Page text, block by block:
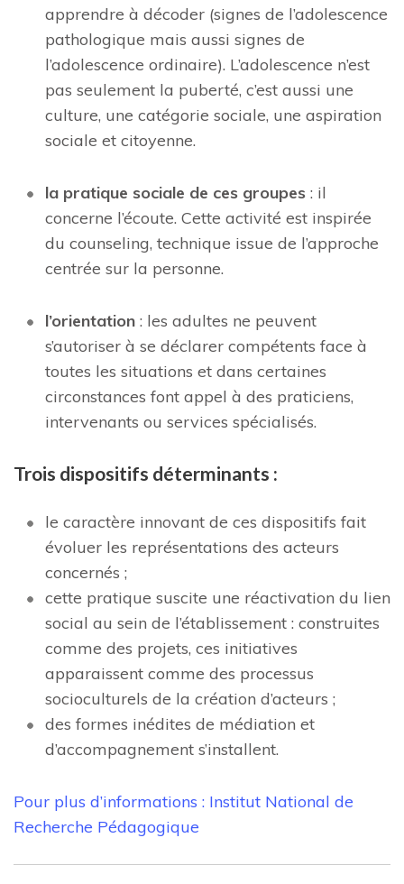
apprendre à décoder (signes de l’adolescence
pathologique mais aussi signes de
l’adolescence ordinaire). L’adolescence n’est
pas seulement la puberté, c’est aussi une
culture, une catégorie sociale, une aspiration
sociale et citoyenne.
la pratique sociale de ces groupes : il
concerne l’écoute. Cette activité est inspirée
du counseling, technique issue de l’approche
centrée sur la personne.
l’orientation : les adultes ne peuvent
s’autoriser à se déclarer compétents face à
toutes les situations et dans certaines
circonstances font appel à des praticiens,
intervenants ou services spécialisés.
Trois dispositifs déterminants :
le caractère innovant de ces dispositifs fait
évoluer les représentations des acteurs
concernés ;
cette pratique suscite une réactivation du lien
social au sein de l’établissement : construites
comme des projets, ces initiatives
apparaissent comme des processus
socioculturels de la création d’acteurs ;
des formes inédites de médiation et
d’accompagnement s’installent.
Pour plus d’informations : Institut National de
Recherche Pédagogique